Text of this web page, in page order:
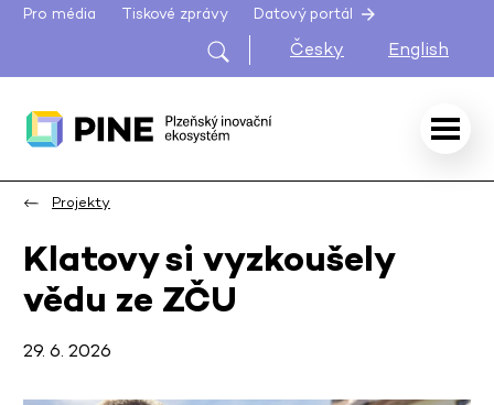
Pro média Tiskové zprávy Datový portál
Česky English
Projekty
Klatovy si vyzkoušely
vědu ze ZČU
29. 6. 2026